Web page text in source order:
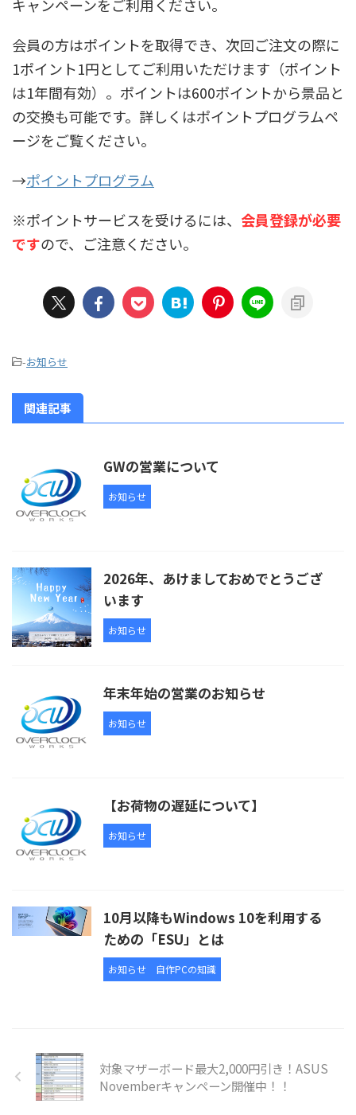
キャンペーンをご利用ください。
会員の方はポイントを取得でき、次回ご注文の際に
1ポイント1円としてご利用いただけます（ポイント
は1年間有効）。ポイントは600ポイントから景品と
の交換も可能です。詳しくはポイントプログラムペ
ージをご覧ください。
→ポイントプログラム
※ポイントサービスを受けるには、 会員登録が必要
ですので、ご注意ください。
-お知らせ
関連記事
GWの営業について
お知らせ
2026年、あけましておめでとうござ
います
お知らせ
年末年始の営業のお知らせ
お知らせ
【お荷物の遅延について】
お知らせ
10月以降もWindows 10を利用する
ための「ESU」とは
お知らせ 自作PCの知識
対象マザーボード最大2,000円引き！ASUS
Novemberキャンペーン開催中！！